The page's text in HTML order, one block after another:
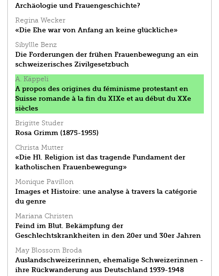
Archäologie und Frauengeschichte?
Regina Wecker
«Die Ehe war von Anfang an keine glückliche»
Sibyllle Benz
Die Forderungen der frühen Frauenbewegung an ein
schweizerisches Zivilgesetzbuch
A. Käppeli
A propos des origines du féminisme protestant en
Suisse romande à la fin du XIXe et au début du XXe
siècles
Brigitte Studer
Rosa Grimm (1875-1955)
Christa Mutter
«Die Hl. Religion ist das tragende Fundament der
katholischen Frauenbewegung»
Monique Pavillon
Images et Histoire: une analyse à travers la catégorie
du genre
Mariana Christen
Feind im Blut. Bekämpfung der
Geschlechtskrankheiten in den 20er und 30er Jahren
May Blossom Broda
Auslandschweizerinnen, ehemalige Schweizerinnen -
ihre Rückwanderung aus Deutschland 1939-1948